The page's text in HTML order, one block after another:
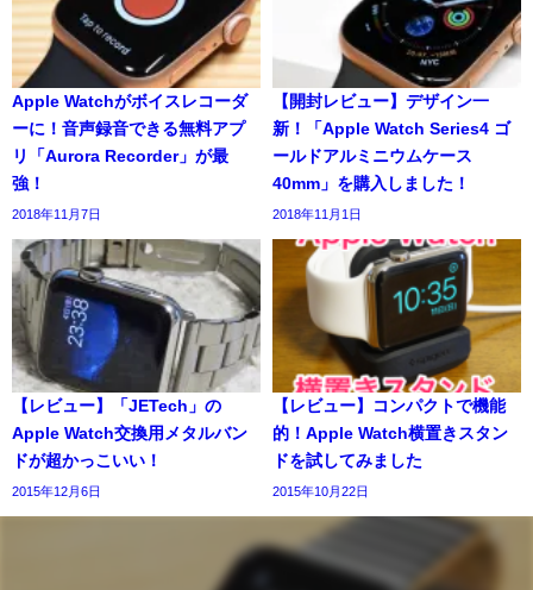
Apple Watchがボイスレコーダ
ーに！音声録音できる無料アプ
リ「Aurora Recorder」が最
強！
2018年11月7日
【開封レビュー】デザイン一
新！「Apple Watch Series4 ゴ
ールドアルミニウムケース
40mm」を購入しました！
2018年11月1日
【レビュー】「JETech」の
Apple Watch交換用メタルバン
ドが超かっこいい！
2015年12月6日
【レビュー】コンパクトで機能
的！Apple Watch横置きスタン
ドを試してみました
2015年10月22日